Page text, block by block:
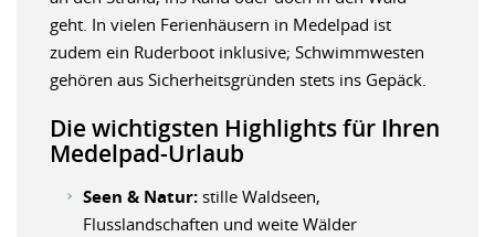
geht. In vielen Ferienhäusern in Medelpad ist
zudem ein Ruderboot inklusive; Schwimmwesten
gehören aus Sicherheitsgründen stets ins Gepäck.
Die wichtigsten Highlights für Ihren
Medelpad-Urlaub
Seen & Natur: stille Waldseen,
Flusslandschaften und weite Wälder